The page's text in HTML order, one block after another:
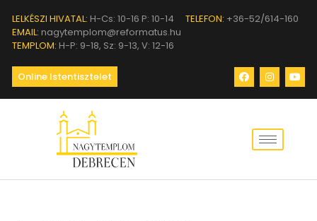
LELKÉSZI HIVATAL: H-Cs: 10-16 P: 10-14 TELEFON: +36-52/614-160
EMAIL: nagytemplom@reformatus.hu
TEMPLOM: H-P: 9-18, Sz: 9-13, V: 12-16
Online Istentisztelet